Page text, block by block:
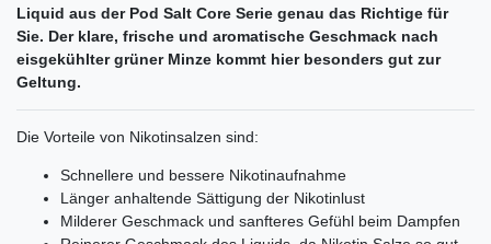
Liquid aus der Pod Salt Core Serie genau das Richtige für
Sie. Der klare, frische und aromatische Geschmack nach
eisgekühlter grüner Minze kommt hier besonders gut zur
Geltung.
Die Vorteile von Nikotinsalzen sind:
Schnellere und bessere Nikotinaufnahme
Länger anhaltende Sättigung der Nikotinlust
Milderer Geschmack und sanfteres Gefühl beim Dampfen